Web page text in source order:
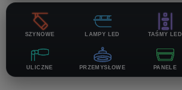
SZYNOWE LAMPY LED TAŚMY LED
ULICZNE PRZEMYSŁOWE PANELE